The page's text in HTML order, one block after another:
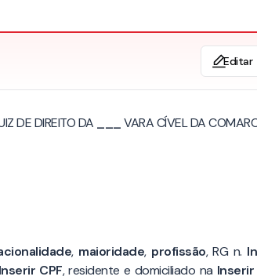
Editar
DE DIREITO DA VARA CÍVEL DA
, maioridade, profissão, RG n.
Inserir CPF, residente e domiciliado na